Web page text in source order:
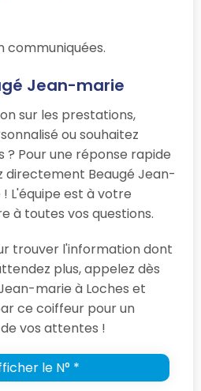
communiquées.
Jean-marie
sur les prestations,
ou souhaitez
Pour une réponse rapide
Beaugé Jean-
L'équipe est à votre
à toutes vos questions.
trouver l'information dont
plus, appelez dès
marie à Loches et
ce coiffeur pour un
vos attentes !
le N° *